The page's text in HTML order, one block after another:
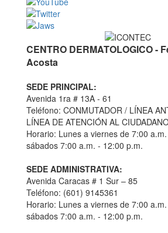
CENTRO DERMATOLOGICO -
Acosta
SEDE PRINCIPAL:
Avenida 1ra # 13A - 61
Teléfono: CONMUTADOR / LÍNEA
LÍNEA DE ATENCIÓN AL
Horario: Lunes a viernes de 7:00
sábados 7:00 a.m. - 12:00 p.m.
SEDE ADMINISTRATIVA:
Avenida Caracas # 1 Sur – 85
Teléfono: (601) 9145361
Horario: Lunes a viernes de 7:00
sábados 7:00 a.m. - 12:00 p.m.